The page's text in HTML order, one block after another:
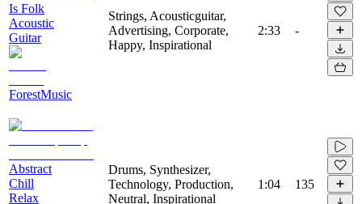
Is Folk
Acoustic
Guitar
ForestMusic
Strings, Acousticguitar,
Advertising, Corporate,
Happy, Inspirational
2:33 -
Abstract
Chill
Relax
Drums, Synthesizer,
Technology, Production,
Neutral, Inspirational
1:04 135